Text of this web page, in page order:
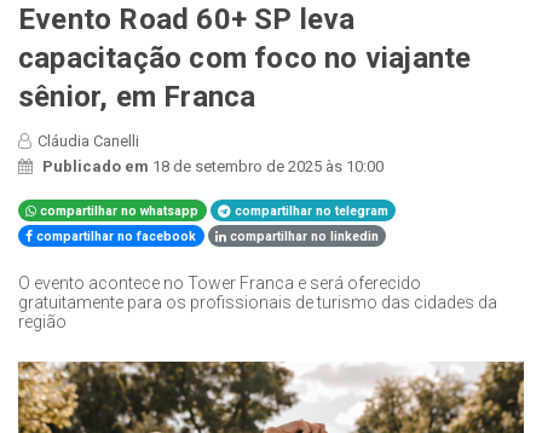
Evento Road 60+ SP leva
capacitação com foco no viajante
sênior, em Franca
Cláudia Canelli
Publicado em 18 de setembro de 2025 às 10:00
compartilhar no whatsapp
compartilhar no telegram
compartilhar no facebook
compartilhar no linkedin
O evento acontece no Tower Franca e será oferecido
gratuitamente para os profissionais de turismo das cidades da
região